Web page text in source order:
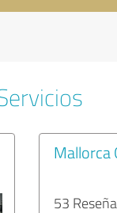
Mallorca
53